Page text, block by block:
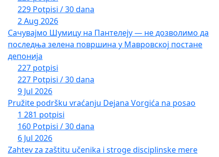
229 Potpisi / 30 dana
2 Aug 2026
Сачувајмо Шумицу на Пантелеју — не дозволимо да
последња зелена површина у Мавровској постане
депонија
227 potpisi
227 Potpisi / 30 dana
9 Jul 2026
Pružite podršku vraćanju Dejana Vorgića na posao
1 281 potpisi
160 Potpisi / 30 dana
6 Jul 2026
Zahtev za zaštitu učenika i stroge disciplinske mere